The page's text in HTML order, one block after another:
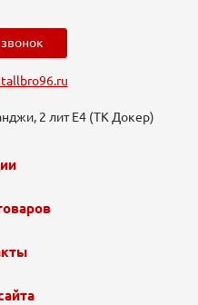
2 лит Е4 (ТК Докер​)